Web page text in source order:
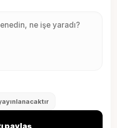
paylaş